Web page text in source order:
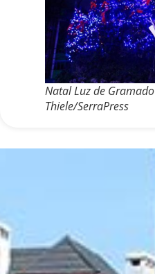
Natal Luz de
Thiele/SerraPress